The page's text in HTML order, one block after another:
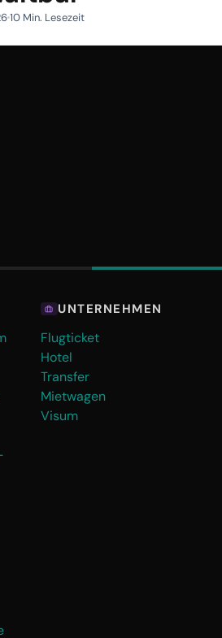
10 Min. Lesezeit
UNTERNEHMEN
Flugticket
Hotel
Transfer
Mietwagen
Visum